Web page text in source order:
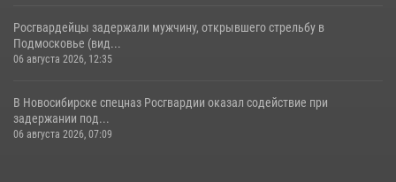
Росгвардейцы задержали мужчину, открывшего стрельбу в
Подмосковье (вид...
06 августа 2026, 12:35
В Новосибирске спецназ Росгвардии оказал содействие при
задержании под...
06 августа 2026, 07:09